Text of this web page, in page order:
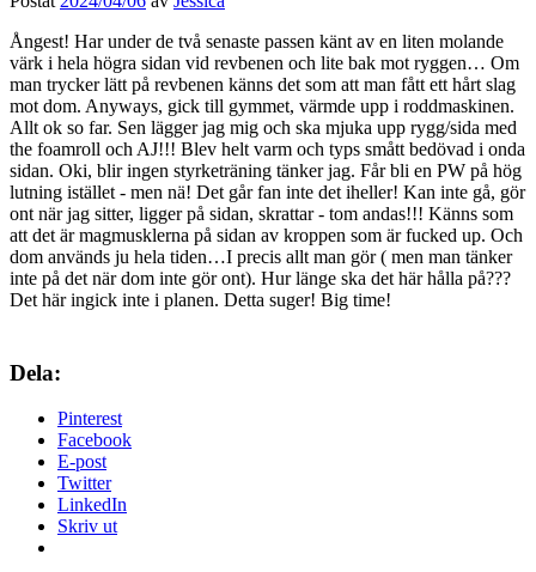
Ångest! Har under de två senaste passen känt av en liten molande
värk i hela högra sidan vid revbenen och lite bak mot ryggen… Om
man trycker lätt på revbenen känns det som att man fått ett hårt slag
mot dom. Anyways, gick till gymmet, värmde upp i roddmaskinen.
Allt ok so far. Sen lägger jag mig och ska mjuka upp rygg/sida med
the foamroll och AJ!!! Blev helt varm och typs smått bedövad i onda
sidan. Oki, blir ingen styrketräning tänker jag. Får bli en PW på hög
lutning istället - men nä! Det går fan inte det iheller! Kan inte gå, gör
ont när jag sitter, ligger på sidan, skrattar - tom andas!!! Känns som
att det är magmusklerna på sidan av kroppen som är fucked up. Och
dom används ju hela tiden…I precis allt man gör ( men man tänker
inte på det när dom inte gör ont). Hur länge ska det här hålla på???
Det här ingick inte i planen. Detta suger! Big time!
Dela:
Pinterest
Facebook
E-post
Twitter
LinkedIn
Skriv ut